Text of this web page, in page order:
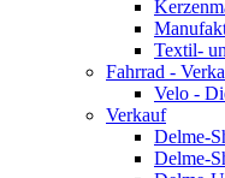
Textil-
Fahrrad -
Velo -
Verkauf
Delme-
Delme-